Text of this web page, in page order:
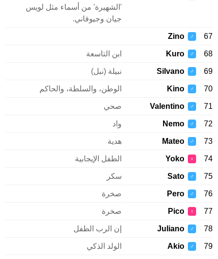
'الشهيرة' من أسماء مثل لويس
جيان وجيوفاني.
♂
Zino
♂
Kuro ابن التاسعة
♂
Silvano نبيلة (نبل)
♂
Kino الوطن، والسلطة، والحاكم
♂
Valentino صحي
♂
Nemo
♂
Mateo هدية
♀
Yoko الطفل الإيجابية
♂
Sato سكر
♂
Pero صخرة
♀
Pico صخرة
♂
Juliano إن الرب الطفل
♂
Akio الولد الذكي